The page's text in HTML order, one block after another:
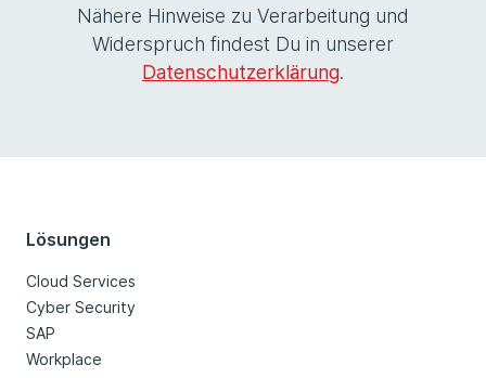
Nähere Hinweise zu Verarbeitung und
Widerspruch findest Du in unserer
Datenschutzerklärung.
Lösungen
Cloud Services
Cyber Security
SAP
Workplace